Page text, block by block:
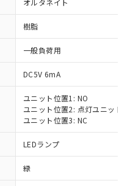
オルタネイト
樹脂
一般負荷用
DC5V 6mA
ユニット位置1: NO
ユニット位置2: 点灯ユニット
ユニット位置3: NC
LEDランプ
緑